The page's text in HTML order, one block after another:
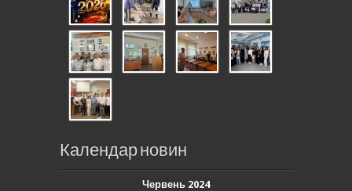
Календар новин
Червень 2024